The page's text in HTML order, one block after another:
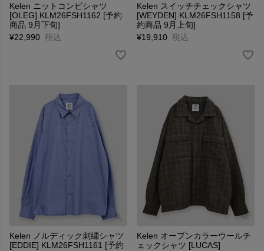
Kelen ニットコンビシャツ
[OLEG] KLM26FSH1162 [予約
商品 9月下旬]
¥22,990 税込
Kelen スイッチチェックシャツ
[WEYDEN] KLM26FSH1158 [予
約商品 9月上旬]
¥19,910 税込
Kelen ノルディック刺繍シャツ
[EDDIE] KLM26FSH1161 [予約
Kelen オープンカラーウールチ
ェックシャツ [LUCAS]